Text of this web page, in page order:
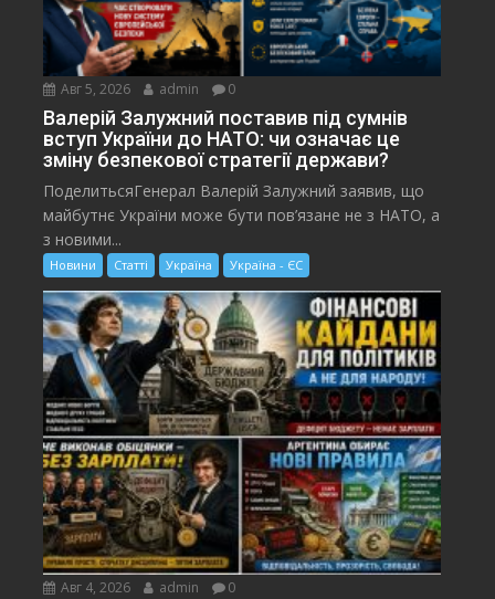
Авг 5, 2026 admin 0
Валерій Залужний поставив під сумнів
вступ України до НАТО: чи означає це
зміну безпекової стратегії держави?
ПоделитьсяГенерал Валерій Залужний заявив, що
майбутнє України може бути пов’язане не з НАТО, а
з новими...
Новини Статті Україна Україна - ЄС
Авг 4, 2026 admin 0